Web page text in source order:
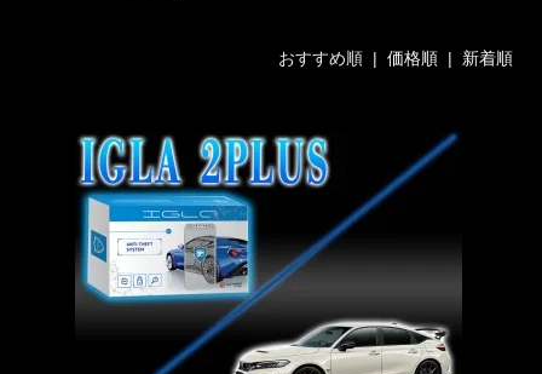
おすすめ順 | 価格順| 新着順